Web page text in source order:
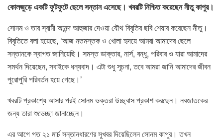
কোলজুড়ে একটি ফুটফুটে ছেলে সন্তান এসেছে। খবরটি নিশ্চিত করেছেন নীতু কাপুর।
সোনম ও তার স্বামী আনন্দ আহুজার দেওয়া যৌথ বিবৃতির ছবি শেয়ার করেছেন নীতু।
বিবৃতিতে বলা হয়েছে, ‘আজ নতমস্তক ও খোলা হৃদয়ে আমরা আমাদের ছেলে
সন্তানকে স্বাগত জানিয়েছি। সমস্ত ডাক্তার, নার্স, বন্ধু, পরিবার ও যারা আমাদের
সমর্থন দিয়েছেন, সবাইকে ধন্যবাদ। এটা শুধু সূচনা, তবে আমরা জানি আমাদের জীবন
পুরোপুরি পরিবর্তন হয়ে গেছে।’
খবরটি প্রকাশ্যে আসার পরই সোনম ভক্তরা উচ্ছ্বাস প্রকাশ করছেন। নবজাতকের
জন্য তারা শুভেচ্ছা জানাচ্ছেন।
এর আগে গত ২১ মার্চ সন্তানধারণের সুখবর দিয়েছিলেন সোনম কাপুর। তখন